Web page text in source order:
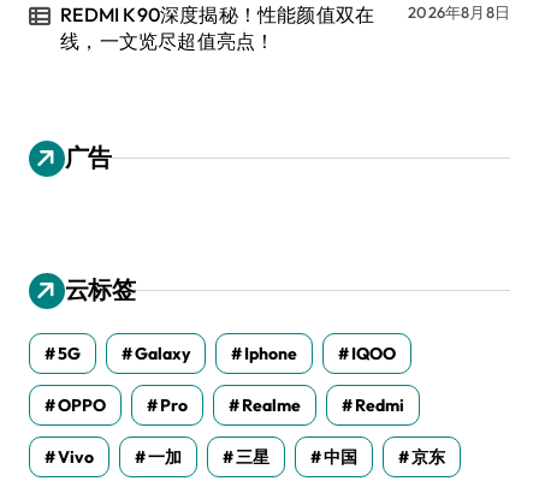
REDMI K90深度揭秘！性能颜值双在
线，一文览尽超值亮点！
2026年8月8日
广告
云标签
5G Galaxy Iphone IQOO
OPPO Pro Realme Redmi
Vivo 一加 三星 中国 京东